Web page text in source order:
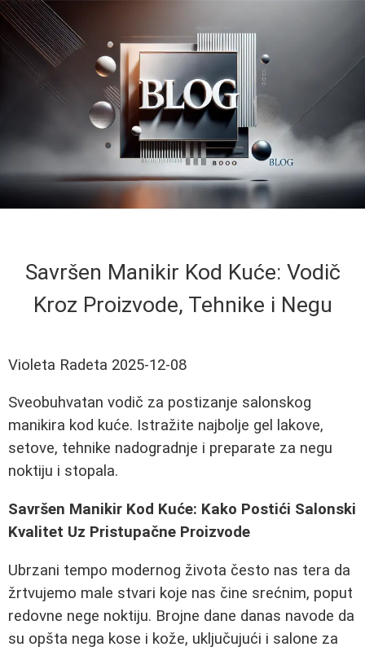
Savršen Manikir Kod Kuće: Vodič
Kroz Proizvode, Tehnike i Negu
Violeta Radeta 2025-12-08
Sveobuhvatan vodič za postizanje salonskog
manikira kod kuće. Istražite najbolje gel lakove,
setove, tehnike nadogradnje i preparate za negu
noktiju i stopala.
Savršen Manikir Kod Kuće: Kako Postići Salonski
Kvalitet Uz Pristupačne Proizvode
Ubrzani tempo modernog života često nas tera da
žrtvujemo male stvari koje nas čine srećnim, poput
redovne nege noktiju. Brojne dane danas navode da
su opšta nega kose i kože, uključujući i salone za